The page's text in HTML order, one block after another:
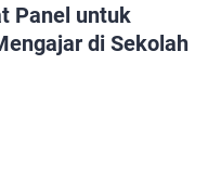
Panel untuk
di Sekolah